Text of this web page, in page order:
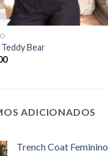
Bear
ADICIONADOS
Trench Coat Feminino